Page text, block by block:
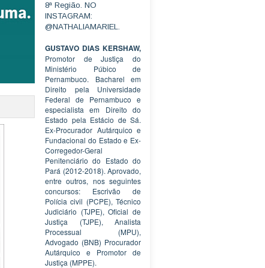
8ª Região. NO
INSTAGRAM:
@NATHALIAMARIEL.
GUSTAVO DIAS KERSHAW,
Promotor de Justiça do
Ministério Púbico de
Pernambuco. Bacharel em
Direito pela Universidade
Federal de Pernambuco e
especialista em Direito do
Estado pela Estácio de Sá.
Ex-Procurador Autárquico e
Fundacional do Estado e Ex-
Corregedor-Geral
Penitenciário do Estado do
Pará (2012-2018). Aprovado,
entre outros, nos seguintes
concursos: Escrivão de
Polícia civil (PCPE), Técnico
Judiciário (TJPE), Oficial de
Justiça (TJPE), Analista
Processual (MPU),
Advogado (BNB) Procurador
Autárquico e Promotor de
Justiça (MPPE).